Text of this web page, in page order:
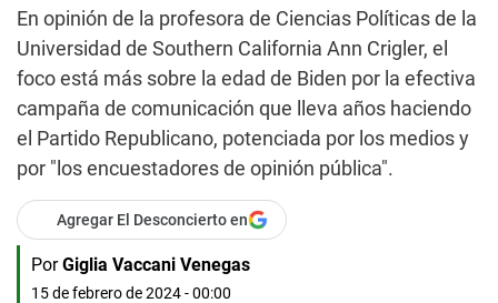
En opinión de la profesora de Ciencias Políticas de la
Universidad de Southern California Ann Crigler, el
foco está más sobre la edad de Biden por la efectiva
campaña de comunicación que lleva años haciendo
el Partido Republicano, potenciada por los medios y
por "los encuestadores de opinión pública".
Agregar El Desconcierto en
Por Giglia Vaccani Venegas
15 de febrero de 2024 - 00:00